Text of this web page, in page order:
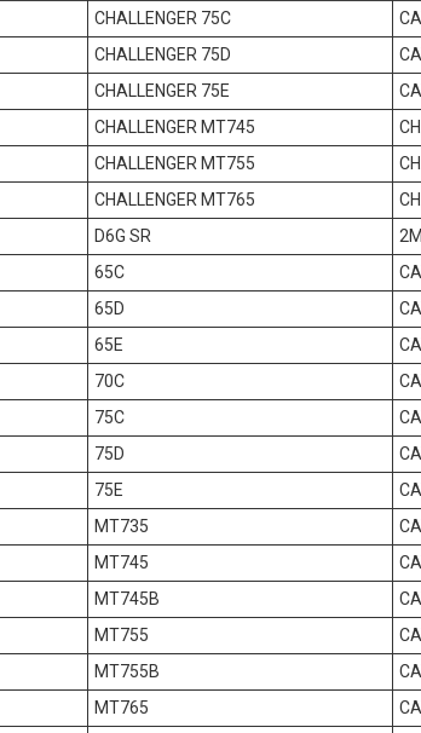
CHALLENGER 75C
CHALLENGER 75D
CHALLENGER 75E
CHALLENGER MT745
CHALLENGER MT755
CHALLENGER MT765
D6G SR
65C
65D
65E
70C
75C
75D
75E
MT735
MT745
MT745B
MT755
MT755B
MT765